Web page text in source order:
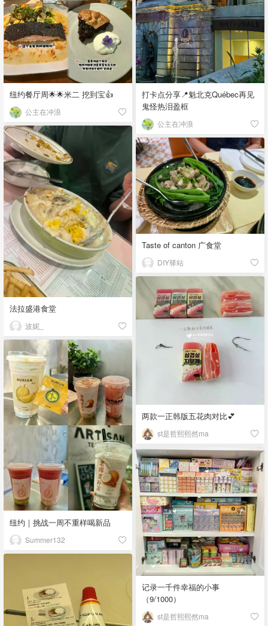
纽约餐厅周🌟🌟米二 挖到宝👍
公主在冲浪
打卡点分享📍魁北克Québec再见
鬼怪热泪盈框
公主在冲浪
法拉盛港食堂
波妮_
Taste of canton 广食堂
DIY驿站
两款一正韩版五花肉对比💕
st是哲熙熙然ma
纽约｜挑战一周不重样喝新品
Summer132
记录一千件幸福的小事
（9/1000）
st是哲熙熙然ma